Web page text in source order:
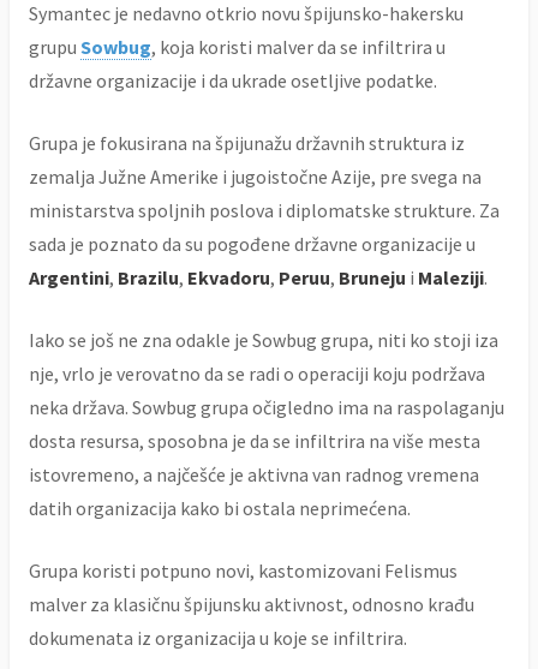
Symantec je nedavno otkrio novu špijunsko-hakersku
grupu Sowbug, koja koristi malver da se infiltrira u
državne organizacije i da ukrade osetljive podatke.
Grupa je fokusirana na špijunažu državnih struktura iz
zemalja Južne Amerike i jugoistočne Azije, pre svega na
ministarstva spoljnih poslova i diplomatske strukture. Za
sada je poznato da su pogođene državne organizacije u
Argentini, Brazilu, Ekvadoru, Peruu, Bruneju i Maleziji.
Iako se još ne zna odakle je Sowbug grupa, niti ko stoji iza
nje, vrlo je verovatno da se radi o operaciji koju podržava
neka država. Sowbug grupa očigledno ima na raspolaganju
dosta resursa, sposobna je da se infiltrira na više mesta
istovremeno, a najčešće je aktivna van radnog vremena
datih organizacija kako bi ostala neprimećena.
Grupa koristi potpuno novi, kastomizovani Felismus
malver za klasičnu špijunsku aktivnost, odnosno krađu
dokumenata iz organizacija u koje se infiltrira.